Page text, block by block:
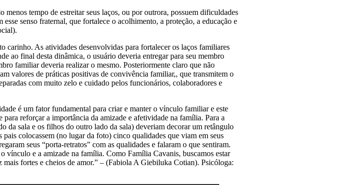
tempo de estreitar seus laços, ou por outrora, possuem dificuldades
senso fraternal, que fortalece o acolhimento, a proteção, a educação e
carinho. As atividades desenvolvidas para fortalecer os laços familiares
ao final desta dinâmica, o usuário deveria entregar para seu membro
familiar deveria realizar o mesmo. Posteriormente claro que não
valores de práticas positivas de convivência familiar,, que transmitem o
com muito zelo e cuidado pelos funcionários, colaboradores e
é um fator fundamental para criar e manter o vínculo familiar e este
reforçar a importância da amizade e afetividade na família. Para a
da sala e os filhos do outro lado da sala) deveriam decorar um retângulo
colocassem (no lugar da foto) cinco qualidades que viam em seus
seus “porta-retratos” com as qualidades e falaram o que sentiram.
vínculo e a amizade na família. Como Família Cavanis, buscamos estar
mais fortes e cheios de amor.” – (Fabiola A Giebiluka Cotian). Psicóloga: